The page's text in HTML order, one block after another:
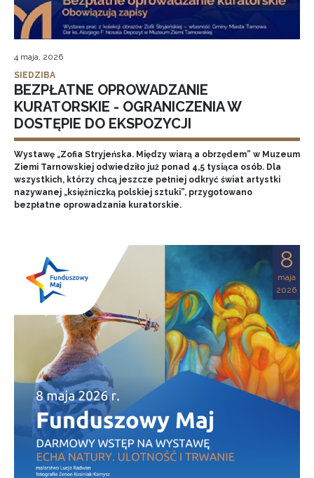
4 maja, 2026
SIEDZIBA
BEZPŁATNE OPROWADZANIE
KURATORSKIE - OGRANICZENIA W
DOSTĘPIE DO EKSPOZYCJI
Wystawę „Zofia Stryjeńska. Między wiarą a obrzędem” w Muzeum
Ziemi Tarnowskiej odwiedziło już ponad 4,5 tysiąca osób. Dla
wszystkich, którzy chcą jeszcze pełniej odkryć świat artystki
nazywanej „księżniczką polskiej sztuki”, przygotowano
bezpłatne oprowadzania kuratorskie.
8
maja
2026